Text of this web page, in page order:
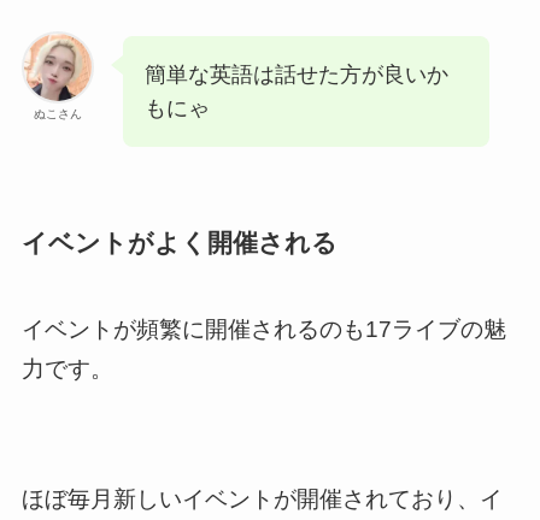
ぬこさん
簡単な英語は話せた方が良いか
もにゃ
イベントがよく開催される
イベントが頻繁に開催されるのも17ライブの魅
力です。
ほぼ毎月新しいイベントが開催されており、イ